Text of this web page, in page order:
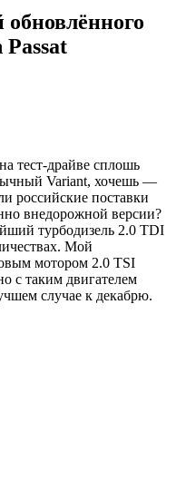
Passat
тест-драйве сплошь
Variant, хочешь —
российские поставки
внедорожной версии?
турбодизель 2.0 TDI
Мой
мотором 2.0 TSI
с таким двигателем
случае к декабрю.